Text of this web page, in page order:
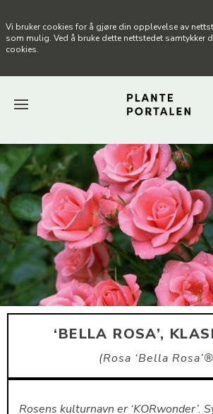
FORSIDEN
NYHETER
ARTIKLER
OM PLANTEPORTALEN
KONTAKT
Vi bruker cookies for å gjøre din opplevelse av
som mulig. Ved å bruke dette nettstedet samtykker
cookies.
‘BELLA ROSA’,
Rosa ‘Bella Rosa’®
Rosens kulturnavn er ‘KORwonder’.